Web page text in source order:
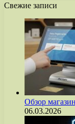
Свежие записи
Обзор
06.03.2026